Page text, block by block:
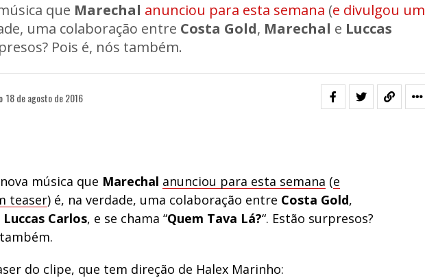
que Marechal anunciou para esta semana (e divulgou um
uma colaboração entre Costa Gold, Marechal e Luccas
Pois é, nós também.
18 de agosto de 2016
música que Marechal anunciou para esta semana (e
teaser) é, na verdade, uma colaboração entre Costa Gold,
Luccas Carlos, e se chama “Quem Tava Lá?“. Estão surpresos?
do clipe, que tem direção de Halex Marinho: